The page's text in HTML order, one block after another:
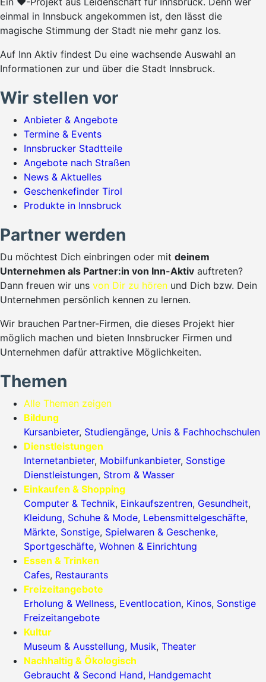
einmal in Innsbuck angekommen ist, den lässt die
magische Stimmung der Stadt nie mehr ganz los.
Auf Inn Aktiv findest Du eine wachsende Auswahl an
Informationen zur und über die Stadt Innsbruck.
Wir stellen vor
Anbieter & Angebote
Termine & Events
Innsbrucker Stadtteile
Angebote nach Straßen
News & Aktuelles
Geschenkefinder Tirol
Produkte in Innsbruck
Partner werden
Du möchtest Dich einbringen oder mit deinem
Unternehmen als Partner:in von Inn-Aktiv auftreten?
Dann freuen wir uns von Dir zu hören und Dich bzw. Dein
Unternehmen persönlich kennen zu lernen.
Wir brauchen Partner-Firmen, die dieses Projekt hier
möglich machen und bieten Innsbrucker Firmen und
Unternehmen dafür attraktive Möglichkeiten.
Themen
Alle Themen zeigen
Bildung
Kursanbieter, Studiengänge, Unis & Fachhochschulen
Dienstleistungen
Internetanbieter, Mobilfunkanbieter, Sonstige
Dienstleistungen, Strom & Wasser
Einkaufen & Shopping
Computer & Technik, Einkaufszentren, Gesundheit,
Kleidung, Schuhe & Mode, Lebensmittelgeschäfte,
Märkte, Sonstige, Spielwaren & Geschenke,
Sportgeschäfte, Wohnen & Einrichtung
Essen & Trinken
Cafes, Restaurants
Freizeitangebote
Erholung & Wellness, Eventlocation, Kinos, Sonstige
Freizeitangebote
Kultur
Museum & Ausstellung, Musik, Theater
Nachhaltig & Ökologisch
Gebraucht & Second Hand, Handgemacht